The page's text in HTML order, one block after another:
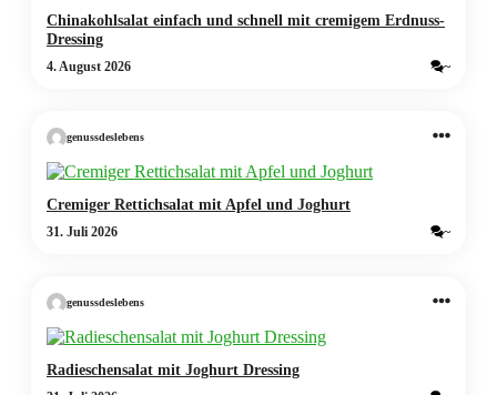
Chinakohlsalat einfach und schnell mit cremigem Erdnuss-
Dressing
4. August 2026 ~
genussdeslebens
Cremiger Rettichsalat mit Apfel und Joghurt
31. Juli 2026 ~
genussdeslebens
Radieschensalat mit Joghurt Dressing